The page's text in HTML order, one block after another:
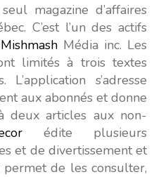
magazine d’affaires
C’est l’un des actifs
MishmashMédia inc. Les
limités à trois textes
s’adresse
aux abonnés et donne
deux articles aux non-
édite plusieurs
et de divertissement et
permet de les consulter,